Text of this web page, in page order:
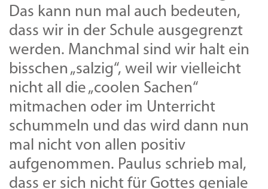
Das kann nun mal auch bedeuten,
dass wir in der Schule ausgegrenzt
werden. Manchmal sind wir halt ein
bisschen „salzig“, weil wir vielleicht
nicht all die „coolen Sachen“
mitmachen oder im Unterricht
schummeln und das wird dann nun
mal nicht von allen positiv
aufgenommen. Paulus schrieb mal,
dass er sich nicht für Gottes geniale